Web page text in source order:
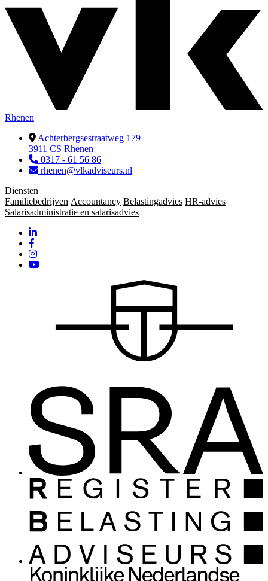
Rhenen
Achterbergsestraatweg 179
3911 CS Rhenen
0317 - 61 56 86
rhenen@vlkadviseurs.nl
Diensten
Familiebedrijven Accountancy Belastingadvies HR-advies
Salarisadministratie en salarisadvies